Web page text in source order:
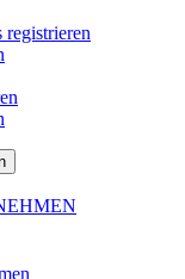
registrieren